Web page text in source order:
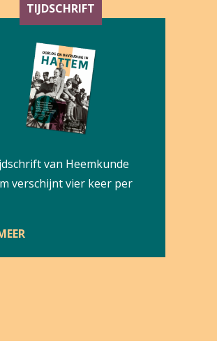
TIJDSCHRIFT
van Heemkunde
verschijnt vier keer per